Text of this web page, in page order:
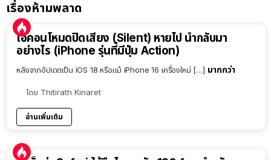
เรื่องห้ามพลาด
ไอคอนโหมดปิดเสียง (Silent) หายไป นำกลับมา
อย่างไร (iPhone รุ่นที่มีปุ่ม Action)
หลังจากอัปเดตเป็น iOS 18 หรือแม้ iPhone 16 เครื่องใหม่ […] มากกว่า
โดย Thitirath Kinaret
อ่านเพิ่มเติม